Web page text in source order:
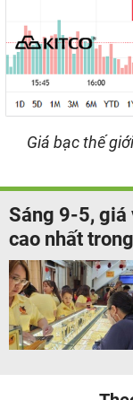
Giá bạc thế
Sáng 9-5, giá
cao nhất